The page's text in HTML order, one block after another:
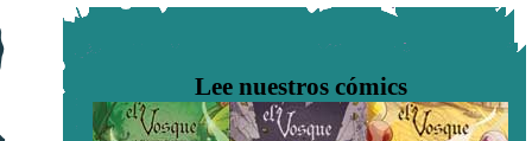
Lee nuestros cómics